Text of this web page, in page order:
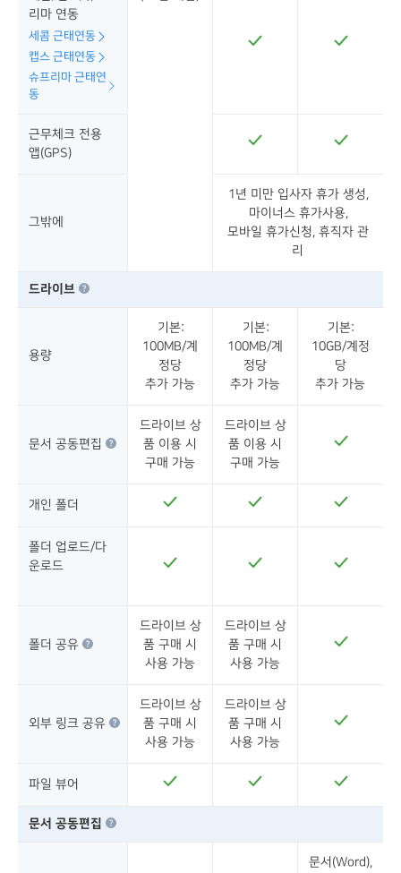
리마 연동
세콤 근태연동
캡스 근태연동
슈프리마 근태연
동
근무체크 전용
앱(GPS)
그밖에
1년 미만 입사자 휴가 생성,
마이너스 휴가사용,
모바일 휴가신청, 휴직자 관
리
드라이브
용량
기본:
100MB/계
정당
추가 가능
기본:
100MB/계
정당
추가 가능
기본:
10GB/계정
당
추가 가능
문서 공동편집
드라이브 상
품 이용 시
구매 가능
드라이브 상
품 이용 시
구매 가능
개인 폴더
폴더 업로드/다
운로드
폴더 공유
드라이브 상
품 구매 시
사용 가능
드라이브 상
품 구매 시
사용 가능
외부 링크 공유
드라이브 상
품 구매 시
사용 가능
드라이브 상
품 구매 시
사용 가능
파일 뷰어
문서 공동편집
문서(Word),